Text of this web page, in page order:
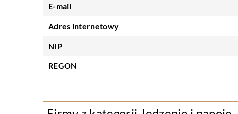
E-mail
Adres internetowy
NIP
REGON